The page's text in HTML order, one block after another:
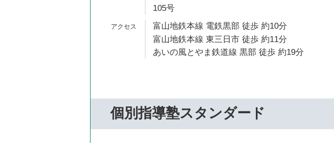
105号
富山地鉄本線 電鉄黒部 徒歩 約10分
富山地鉄本線 東三日市 徒歩 約11分
あいの風とやま鉄道線 黒部 徒歩 約19分
個別指導塾スタンダード